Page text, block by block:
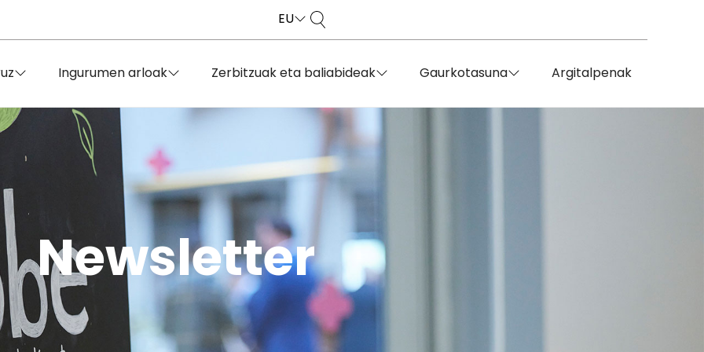
EU
Ingurumen arloak Zerbitzuak eta baliabideak Gaurkotasuna Argitalpenak
Newsletter